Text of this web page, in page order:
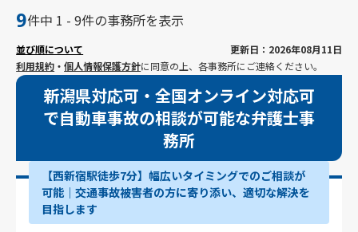
9件中 1 - 9件の事務所を表示
並び順について
更新日：2026年08月11日
利用規約 ・個人情報保護方針に同意の上、各事務所にご連絡ください。
新潟県対応可・全国オンライン対応可
で自動車事故の相談が可能な弁護士事
務所
【西新宿駅徒歩7分】幅広いタイミングでのご相談が
可能｜交通事故被害者の方に寄り添い、適切な解決を
目指します